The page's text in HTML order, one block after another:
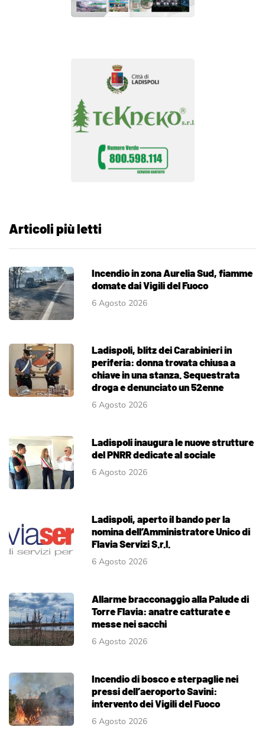
Articoli più letti
Incendio in zona Aurelia Sud, fiamme
domate dai Vigili del Fuoco
6 Agosto 2026
Ladispoli, blitz dei Carabinieri in
periferia: donna trovata chiusa a
chiave in una stanza. Sequestrata
droga e denunciato un 52enne
6 Agosto 2026
Ladispoli inaugura le nuove strutture
del PNRR dedicate al sociale
6 Agosto 2026
Ladispoli, aperto il bando per la
nomina dell’Amministratore Unico di
Flavia Servizi S.r.l.
6 Agosto 2026
Allarme bracconaggio alla Palude di
Torre Flavia: anatre catturate e
messe nei sacchi
6 Agosto 2026
Incendio di bosco e sterpaglie nei
pressi dell’aeroporto Savini:
intervento dei Vigili del Fuoco
6 Agosto 2026